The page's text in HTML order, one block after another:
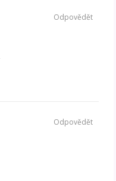
Odpovědět
Odpovědět